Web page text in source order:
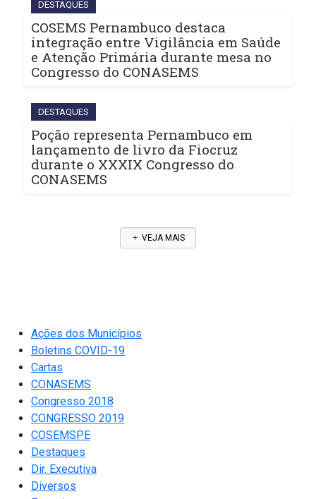
DESTAQUES
COSEMS Pernambuco destaca
integração entre Vigilância em Saúde
e Atenção Primária durante mesa no
Congresso do CONASEMS
DESTAQUES
Poção representa Pernambuco em
lançamento de livro da Fiocruz
durante o XXXIX Congresso do
CONASEMS
VEJA MAIS
Ações dos Municípios
Boletins COVID-19
Cartas
CONASEMS
Congresso 2018
CONGRESSO 2019
COSEMSPE
Destaques
Dir. Executiva
Diversos